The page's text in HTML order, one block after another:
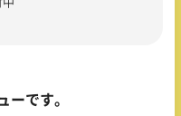
中
ーです。